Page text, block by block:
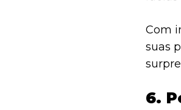
Com
suas
6.